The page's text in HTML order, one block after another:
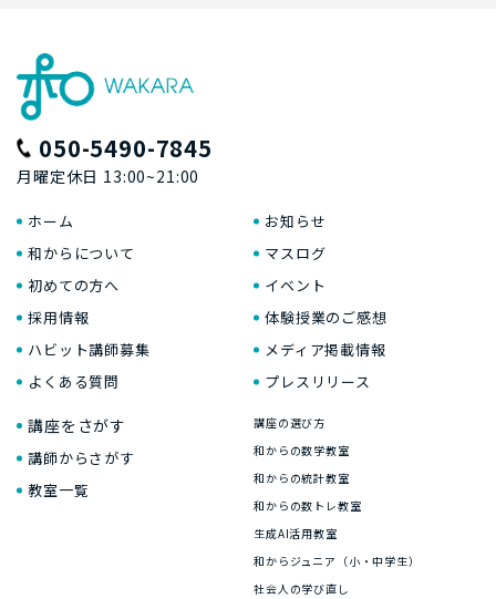
050-5490-7845
月曜定休日 13:00~21:00
ホーム
和からについて
初めての方へ
採用情報
ハビット講師募集
よくある質問
お知らせ
マスログ
イベント
体験授業のご感想
メディア掲載情報
プレスリリース
講座をさがす
講師からさがす
教室一覧
講座の選び方
和からの数学教室
和からの統計教室
和からの数トレ教室
生成AI活用教室
和からジュニア（小・中学生）
社会人の学び直し